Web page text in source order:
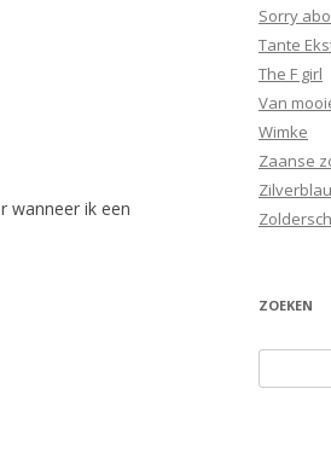
wanneer ik een
Sorry
Tante
The F girl
Van
Wimke
Zaanse
ZOEKEN
naar: